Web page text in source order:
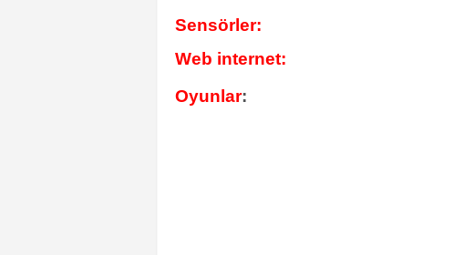
Sensörler:
Web internet:
Oyunlar: